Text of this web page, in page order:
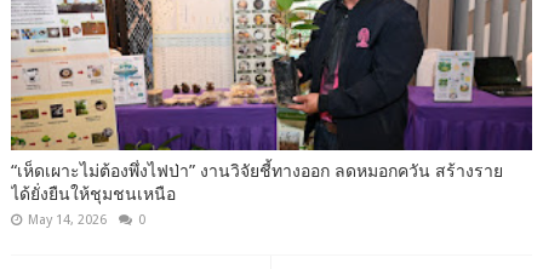
“เห็ดเผาะไม่ต้องพึ่งไฟป่า” งานวิจัยชี้ทางออก ลดหมอกควัน สร้างราย
ได้ยั่งยืนให้ชุมชนเหนือ
May 14, 2026 0